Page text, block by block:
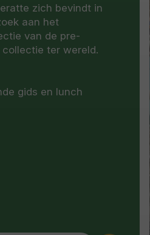
zich bevindt in
aan het
van de pre-
ter wereld.
gids en lunch